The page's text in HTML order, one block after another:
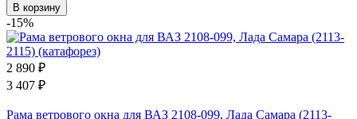
В корзину
-15%
2 890 ₽
3 407 ₽
Рама ветрового окна для ВАЗ 2108-099, Лада Самара (2113-